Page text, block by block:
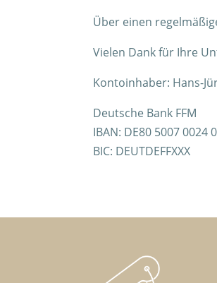
Über einen
Vielen Dank für Ihre
Kontoinhaber: Hans-
Deutsche Bank FFM
IBAN: DE80 5007 0024
BIC: DEUTDEFFXXX